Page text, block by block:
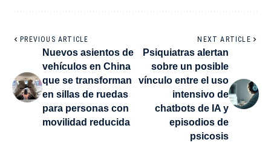
PREVIOUS ARTICLE
Nuevos asientos de
vehículos en China
que se transforman
en sillas de ruedas
para personas con
movilidad reducida
NEXT ARTICLE
Psiquiatras alertan
sobre un posible
vínculo entre el uso
intensivo de
chatbots de IA y
episodios de
psicosis